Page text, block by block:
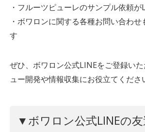
・フルーツピューレのサンプル依頼
・ボワロンに関する各種お問い合わせ
す
ぜひ、ボワロン公式LINEをご登録い
ュー開発や情報収集にお役立てくださ
▼ボワロン公式LINEの